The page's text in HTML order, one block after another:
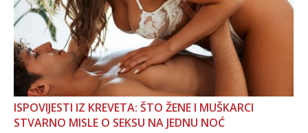
ISPOVIJESTI IZ KREVETA: ŠTO ŽENE I MUŠKARCI
STVARNO MISLE O SEKSU NA JEDNU NOĆ